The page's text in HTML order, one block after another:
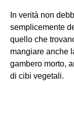
In verità non
semplicemente
quello che
mangiare anche
gambero morto,
di cibi vegetali.